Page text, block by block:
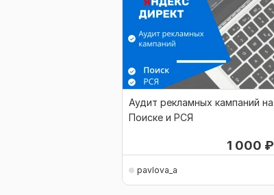
Аудит рекламных кампаний на
Поиске и РСЯ
1 000 ₽
pavlova_a